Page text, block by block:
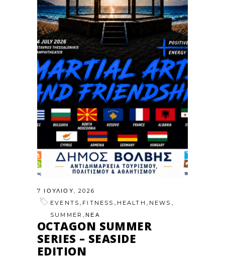
7 ΙΟΥΛΊΟΥ, 2026
EVENTS , FITNESS , HEALTH , NEWS ,
SUMMER ,ΝΕΑ
OCTAGON SUMMER
SERIES – SEASIDE
EDITION